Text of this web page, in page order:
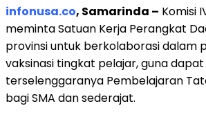
infonusa.co, Samarinda – Komisi
meminta Satuan Kerja Perangkat
provinsi untuk berkolaborasi dalam
vaksinasi tingkat pelajar, guna dapat
terselenggaranya Pembelajaran
bagi SMA dan sederajat.